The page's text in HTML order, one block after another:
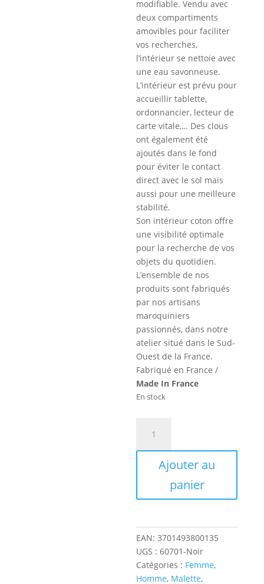
modifiable. Vendu avec
deux compartiments
amovibles pour faciliter
vos recherches,
l’intérieur se nettoie avec
une eau savonneuse.
L’intérieur est prévu pour
accueillir tablette,
ordonnancier, lecteur de
carte vitale,… Des clous
ont également été
ajoutés dans le fond
pour éviter le contact
direct avec le sol mais
aussi pour une meilleure
stabilité.
Son intérieur coton offre
une visibilité optimale
pour la recherche de vos
objets du quotidien.
L’ensemble de nos
produits sont fabriqués
par nos artisans
maroquiniers
passionnés, dans notre
atelier situé dans le Sud-
Ouest de la France.
Fabriqué en France /
Made In France
En stock
Mallette
EasywayAjouter au
panier
EAN:3701493800135
UGS :60701-Noir
Catégories : Femme,
Homme, Malette,